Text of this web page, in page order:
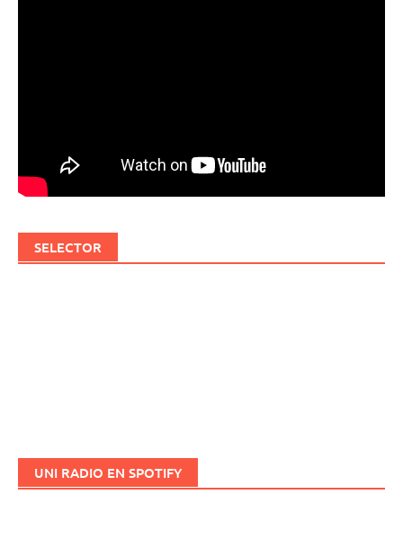
SELECTOR
UNI RADIO EN SPOTIFY